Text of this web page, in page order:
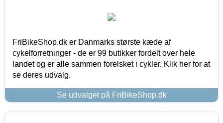
FriBikeShop.dk er Danmarks største kæde af
cykelforretninger - de er 99 butikker fordelt over hele
landet og er alle sammen forelsket i cykler. Klik her for at
se deres udvalg.
Se udvalget på FriBikeShop.dk